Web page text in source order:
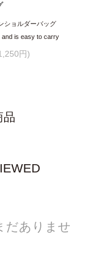
ショルダーバッグ
and is easy to carry
円)
品
だありませ